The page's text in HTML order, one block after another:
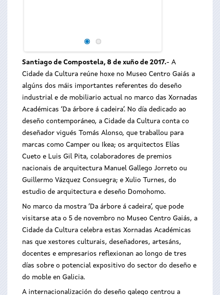
Santiago de Compostela, 8 de xuño de 2017.- A
Cidade da Cultura reúne hoxe no Museo Centro Gaiás a
algúns dos máis importantes referentes do deseño
industrial e de mobiliario actual no marco das Xornadas
Académicas ‘Da árbore á cadeira’. No día dedicado ao
deseño contemporáneo, a Cidade da Cultura conta co
deseñador vigués Tomás Alonso, que traballou para
marcas como Camper ou Ikea; os arquitectos Elías
Cueto e Luis Gil Pita, colaboradores de premios
nacionais de arquitectura Manuel Gallego Jorreto ou
Guillermo Vázquez Consuegra; e Xulio Turnes, do
estudio de arquitectura e deseño Domohomo.
No marco da mostra ‘Da árbore á cadeira’, que pode
visitarse ata o 5 de novembro no Museo Centro Gaiás, a
Cidade da Cultura celebra estas Xornadas Académicas
nas que xestores culturais, deseñadores, artesáns,
docentes e empresarios reflexionan ao longo de tres
días sobre o potencial expositivo do sector do deseño e
do moble en Galicia.
A internacionalización do deseño galego centrou a